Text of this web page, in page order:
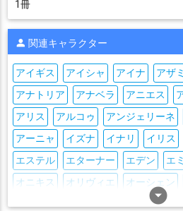
1冊
関連キャラクター
arrow_drop_down_circle
アイギス アイシャ アイナ アザミ
アナトリア
アナベラ アニエス
アリス
アルコゥ アンジェリーネ
アーニャ
イズナ イナリ イリス
エステル
エターナー エデン エ
オニキス
オリヴィエ オーシェン
カミラ
カヨウ カルマ キャリー